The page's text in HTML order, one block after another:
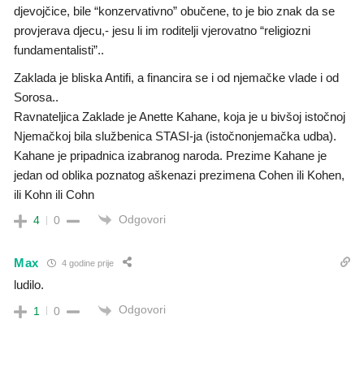
djevojčice, bile “konzervativno” obučene, to je bio znak da se
provjerava djecu,- jesu li im roditelji vjerovatno “religiozni
fundamentalisti”..
Zaklada je bliska Antifi, a financira se i od njemačke vlade i od
Sorosa..
Ravnateljica Zaklade je Anette Kahane, koja je u bivšoj istočnoj
Njemačkoj bila službenica STASI-ja (istočnonjemačka udba).
Kahane je pripadnica izabranog naroda. Prezime Kahane je
jedan od oblika poznatog aškenazi prezimena Cohen ili Kohen,
ili Kohn ili Cohn
4 0 Odgovori
Max 4 godine prije
ludilo.
1 0 Odgovori